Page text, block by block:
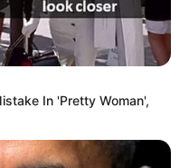
In 'Pretty Woman',